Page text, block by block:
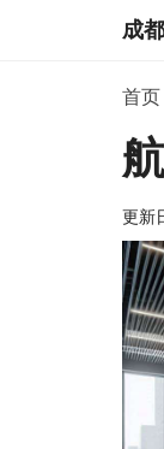
成
首页
更新